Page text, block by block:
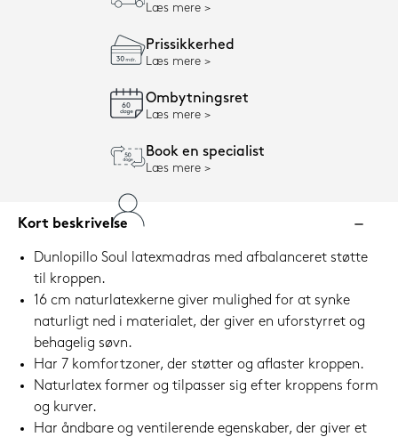
Læs mere
Prissikkerhed
Læs mere
Ombytningsret
Læs mere
Book en specialist
Læs mere
Kort beskrivelse
Dunlopillo Soul latexmadras med afbalanceret støtte
til kroppen.
16 cm naturlatexkerne giver mulighed for at synke
naturligt ned i materialet, der giver en uforstyrret og
behagelig søvn.
Har 7 komfortzoner, der støtter og aflaster kroppen.
Naturlatex former og tilpasser sig efter kroppens form
og kurver.
Har åndbare og ventilerende egenskaber, der giver et